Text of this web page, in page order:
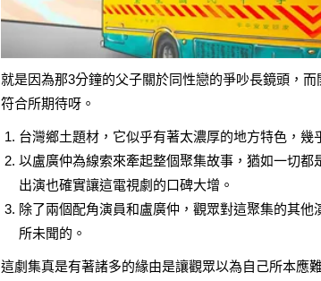
就是因為那3分鐘的父子關於同性戀的爭吵長鏡頭，
符合所期待呀。
台灣鄉土題材，它似乎有著太濃厚的地方特色，幾
以盧廣仲為線索來牽起整個聚集故事，猶如一切
出演也確實讓這電視劇的口碑大增。
除了兩個配角演員和盧廣仲，觀眾對這聚集的其他
所未聞的。
這劇集真是有著諸多的緣由是讓觀眾以為自己所本應